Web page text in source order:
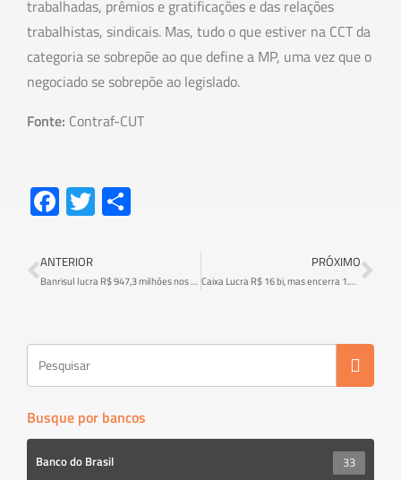
trabalhadas, prêmios e gratificações e das relações
trabalhistas, sindicais. Mas, tudo o que estiver na CCT da
categoria se sobrepõe ao que define a MP, uma vez que o
negociado se sobrepõe ao legislado.
Fonte: Contraf-CUT
Fa
ce
b
o
T
wi
er e
ANTERIOR
Banrisul lucra R$ 947,3 milhões nos nove primeiros meses de 2019
PRÓXIMO
Caixa Lucra R$ 16 bi, mas encerra 1.341 postos de trabalho
Busque por bancos
Banco do Brasil 33